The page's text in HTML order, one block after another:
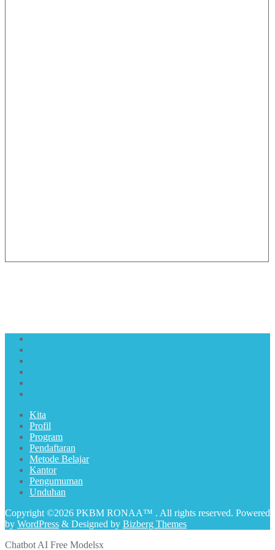
Kita
Profil
Program
Pendaftaran
Metode Belajar
Kantor
Pengumuman
Unduhan
Copyright ©2026 PKBM RONAA™ . All rights reserved. Powered
by WordPress & Designed by Bizberg Themes
Chatbot AI Free Modelsx